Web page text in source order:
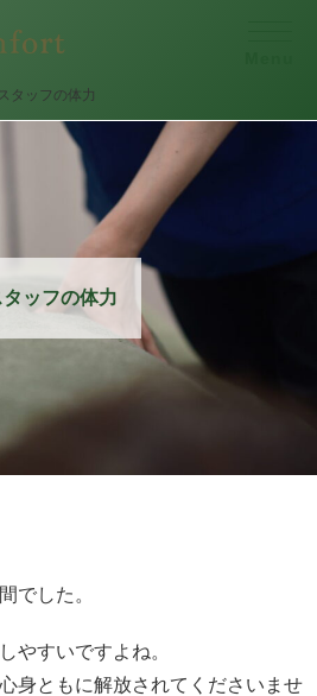
スタッフの体力
タッフの体力
でした。
やすいですよね。
身ともに解放されてくださいませ